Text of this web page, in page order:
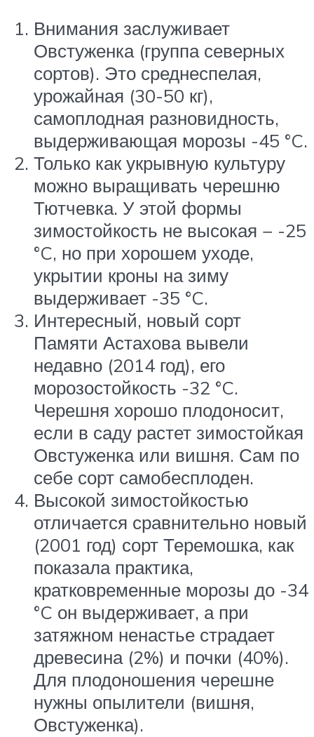
Внимания заслуживает
Овстуженка (группа северных
сортов). Это среднеспелая,
урожайная (30-50 кг),
самоплодная разновидность,
выдерживающая морозы -45 °C.
Только как укрывную культуру
можно выращивать черешню
Тютчевка. У этой формы
зимостойкость не высокая − -25
°C, но при хорошем уходе,
укрытии кроны на зиму
выдерживает -35 °C.
Интересный, новый сорт
Памяти Астахова вывели
недавно (2014 год), его
морозостойкость -32 °C.
Черешня хорошо плодоносит,
если в саду растет зимостойкая
Овстуженка или вишня. Сам по
себе сорт самобесплоден.
Высокой зимостойкостью
отличается сравнительно новый
(2001 год) сорт Теремошка, как
показала практика,
кратковременные морозы до -34
°C он выдерживает, а при
затяжном ненастье страдает
древесина (2%) и почки (40%).
Для плодоношения черешне
нужны опылители (вишня,
Овстуженка).